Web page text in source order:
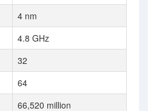
4 nm
4.8 GHz
32
64
66,520 million